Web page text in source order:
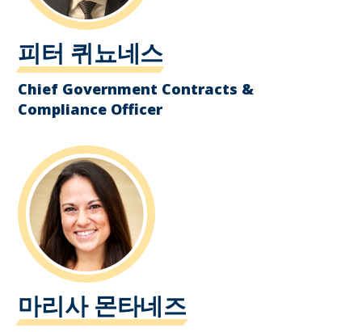
피터 퀴뇨네스
Chief Government Contracts &
Compliance Officer
마리사 몬타네즈